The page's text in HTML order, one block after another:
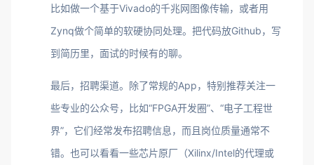
比如做一个基于Vivado的千兆网图像传输，或者用
Zynq做个简单的软硬协同处理。把代码放Github，写
到简历里，面试的时候有的聊。
最后，招聘渠道。除了常规的App，特别推荐关注一
些专业的公众号，比如“FPGA开发圈”、“电子工程世
界”，它们经常发布招聘信息，而且岗位质量通常不
错。也可以看看一些芯片原厂（Xilinx/Intel的代理或